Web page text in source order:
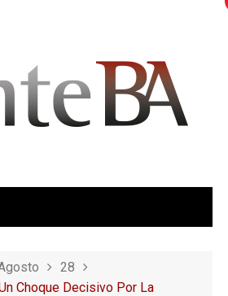
28
Choque Decisivo Por La